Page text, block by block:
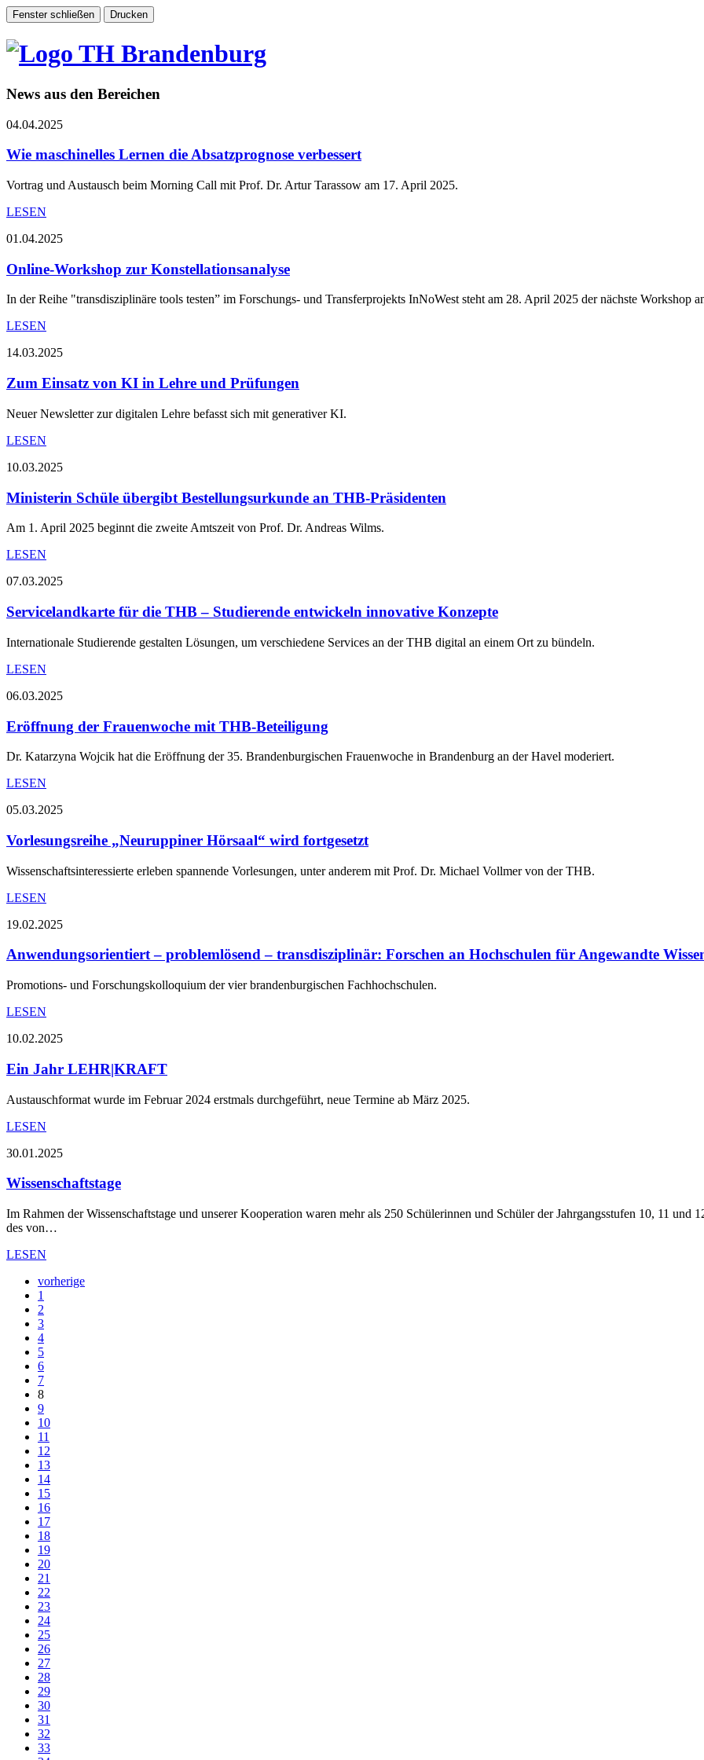
News aus den Bereichen
04.04.2025
Wie maschinelles Lernen die Absatzprognose verbessert
Vortrag und Austausch beim Morning Call mit Prof. Dr. Artur Tarassow am 17. April 2025.
LESEN
01.04.2025
Online-Workshop zur Konstellationsanalyse
In der Reihe "transdisziplinäre tools testen” im Forschungs- und Transferprojekts InNoWest steht am 28. April 2025 der nächste Workshop
LESEN
14.03.2025
Zum Einsatz von KI in Lehre und Prüfungen
Neuer Newsletter zur digitalen Lehre befasst sich mit generativer KI.
LESEN
10.03.2025
Ministerin Schüle übergibt Bestellungsurkunde an THB-Präsidenten
Am 1. April 2025 beginnt die zweite Amtszeit von Prof. Dr. Andreas Wilms.
LESEN
07.03.2025
Servicelandkarte für die THB – Studierende entwickeln innovative Konzepte
Internationale Studierende gestalten Lösungen, um verschiedene Services an der THB digital an einem Ort zu bündeln.
LESEN
06.03.2025
Eröffnung der Frauenwoche mit THB-Beteiligung
Dr. Katarzyna Wojcik hat die Eröffnung der 35. Brandenburgischen Frauenwoche in Brandenburg an der Havel moderiert.
LESEN
05.03.2025
Vorlesungsreihe „Neuruppiner Hörsaal“ wird fortgesetzt
Wissenschaftsinteressierte erleben spannende Vorlesungen, unter anderem mit Prof. Dr. Michael Vollmer von der THB.
LESEN
19.02.2025
Anwendungsorientiert – problemlösend – transdisziplinär: Forschen an Hochschulen für Angewandte
Promotions- und Forschungskolloquium der vier brandenburgischen Fachhochschulen.
LESEN
10.02.2025
Ein Jahr LEHR|KRAFT
Austauschformat wurde im Februar 2024 erstmals durchgeführt, neue Termine ab März 2025.
LESEN
30.01.2025
Wissenschaftstage
Im Rahmen der Wissenschaftstage und unserer Kooperation waren mehr als 250 Schülerinnen und Schüler der Jahrgangsstufen 10, 11 und
des von…
LESEN
vorherige
1
2
3
4
5
6
7
8
9
10
11
12
13
14
15
16
17
18
19
20
21
22
23
24
25
26
27
28
29
30
31
32
33